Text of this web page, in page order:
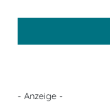
- Anzeige -